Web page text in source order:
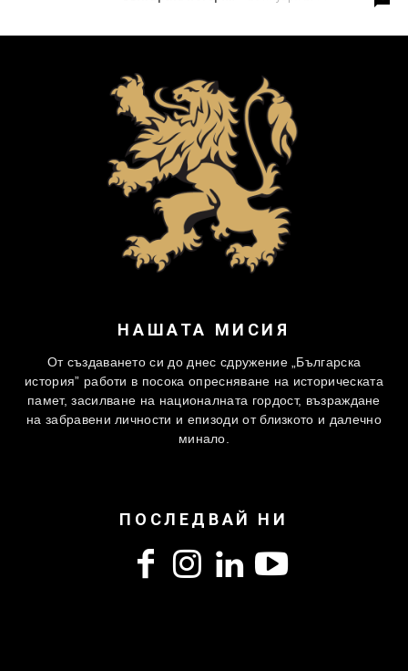
НАШАТА МИСИЯ
От създаването си до днес сдружение „Българска
история” работи в посока опресняване на историческата
памет, засилване на националната гордост, възраждане
на забравени личности и епизоди от близкото и далечно
минало.
ПОСЛЕДВАЙ НИ